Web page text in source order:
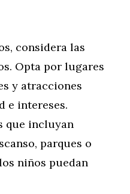
considera las
Opta por lugares
y atracciones
e intereses.
que incluyan
parques o
niños puedan